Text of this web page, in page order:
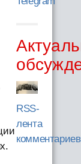
RSS-
лента
комментариев